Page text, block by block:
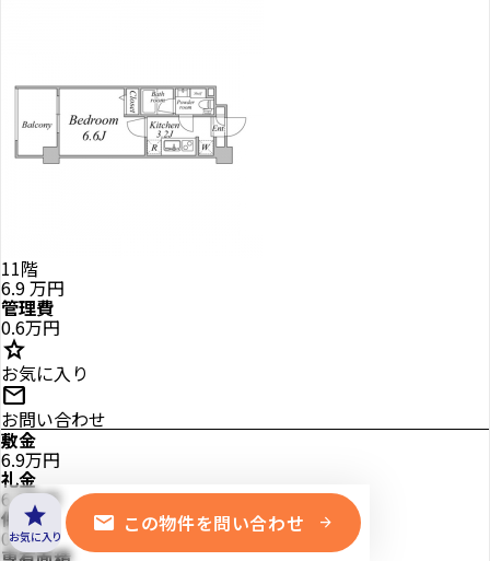
11階
6.9万円
管理費
0.6万円
star
お気に入り
mail
お問い合わせ
敷金
6.9万円
礼金
6.9万円
保証金
0万円
star
お気に入り mail この物件を問い合わせ arrow_forward